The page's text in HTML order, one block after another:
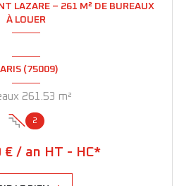
LAZARE – 261 M² DE BUREAUX
À LOUER
(75009)
Bureaux 261.53 m²
2
€ / an HT - HC*